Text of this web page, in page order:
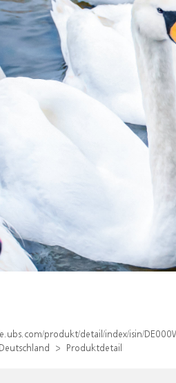
produkt/detail/index/isin/
Produktdetail